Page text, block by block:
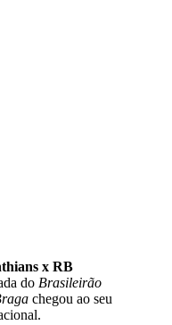
x RB
do Brasileirão
chegou ao seu